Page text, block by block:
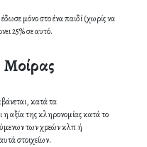
μόνο στο ένα παιδί (χωρίς να
25% σε αυτό.
κατά τα
αξία της κληρονομίας κατά το
των χρεών κλπ ή
στοιχείων.